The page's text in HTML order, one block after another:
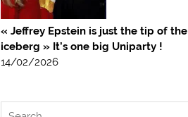
« Jeffrey Epstein is just the tip of the
iceberg » It’s one big Uniparty !
14/02/2026